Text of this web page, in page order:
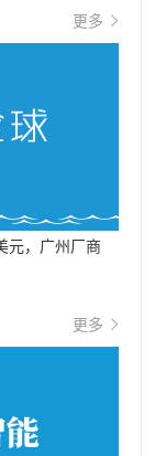
更多
元，广州厂商
更多